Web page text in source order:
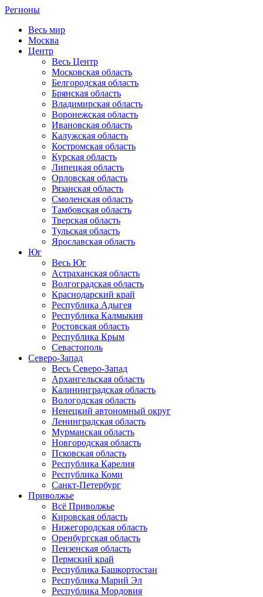
Регионы
Весь мир
Москва
Центр
Весь Центр
Московская область
Белгородская область
Брянская область
Владимирская область
Воронежская область
Ивановская область
Калужская область
Костромская область
Курская область
Липецкая область
Орловская область
Рязанская область
Смоленская область
Тамбовская область
Тверская область
Тульская область
Ярославская область
Юг
Весь Юг
Астраханская область
Волгоградская область
Краснодарский край
Республика Адыгея
Республика Калмыкия
Ростовская область
Республика Крым
Севастополь
Северо-Запад
Весь Северо-Запад
Архангельская область
Калининградская область
Вологодская область
Ненецкий автономный округ
Ленинградская область
Мурманская область
Новгородская область
Псковская область
Республика Карелия
Республика Коми
Санкт-Петербург
Приволжье
Всё Приволжье
Кировская область
Нижегородская область
Оренбургская область
Пензенская область
Пермский край
Республика Башкортостан
Республика Марий Эл
Республика Мордовия